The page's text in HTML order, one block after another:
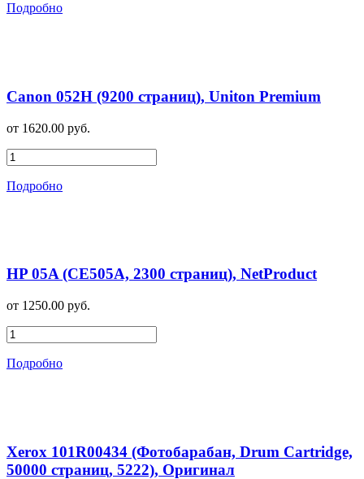
Подробно
Canon 052H (9200 страниц), Uniton Premium
от 1620.00 руб.
Подробно
HP 05A (CE505A, 2300 страниц), NetProduct
от 1250.00 руб.
Подробно
Xerox 101R00434 (Фотобарабан, Drum Cartridge,
50000 страниц, 5222), Оригинал